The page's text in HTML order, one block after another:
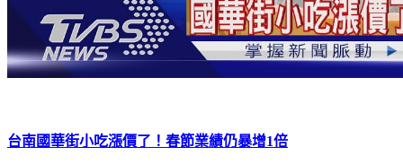
台南國華街小吃漲價了！春節業績仍暴增1倍